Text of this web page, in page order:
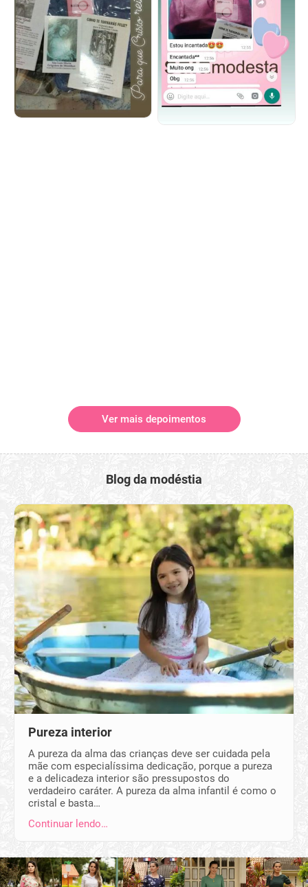
Ver mais depoimentos
Blog da modéstia
Pureza interior
A pureza da alma das crianças deve ser cuidada pela
mãe com especialíssima dedicação, porque a pureza
e a delicadeza interior são pressupostos do
verdadeiro caráter. A pureza da alma infantil é como o
cristal e basta…
Continuar lendo…